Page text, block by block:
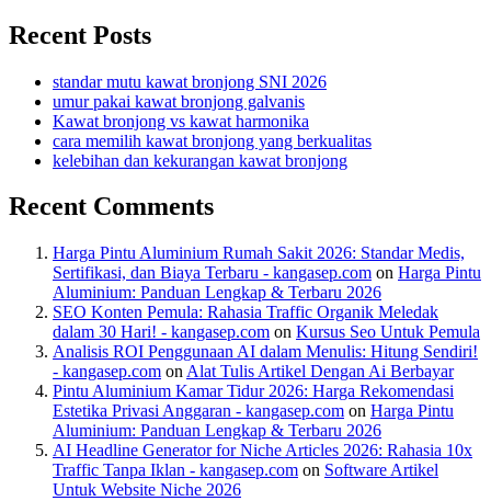
Recent Posts
standar mutu kawat bronjong SNI 2026
umur pakai kawat bronjong galvanis
Kawat bronjong vs kawat harmonika
cara memilih kawat bronjong yang berkualitas
kelebihan dan kekurangan kawat bronjong
Recent Comments
Harga Pintu Aluminium Rumah Sakit 2026: Standar Medis,
Sertifikasi, dan Biaya Terbaru - kangasep.com on Harga Pintu
Aluminium: Panduan Lengkap & Terbaru 2026
SEO Konten Pemula: Rahasia Traffic Organik Meledak
dalam 30 Hari! - kangasep.com on Kursus Seo Untuk Pemula
Analisis ROI Penggunaan AI dalam Menulis: Hitung Sendiri!
- kangasep.com on Alat Tulis Artikel Dengan Ai Berbayar
Pintu Aluminium Kamar Tidur 2026: Harga Rekomendasi
Estetika Privasi Anggaran - kangasep.com on Harga Pintu
Aluminium: Panduan Lengkap & Terbaru 2026
AI Headline Generator for Niche Articles 2026: Rahasia 10x
Traffic Tanpa Iklan - kangasep.com on Software Artikel
Untuk Website Niche 2026